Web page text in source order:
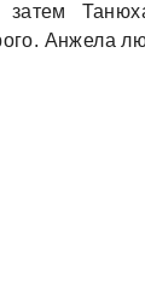
затем
Анжела